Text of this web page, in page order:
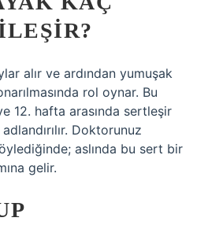
alır ve ardından yumuşak
rol oynar. Bu
12. hafta arasında sertleşir
Doktorunuz
aslında bu sert bir
gelir.